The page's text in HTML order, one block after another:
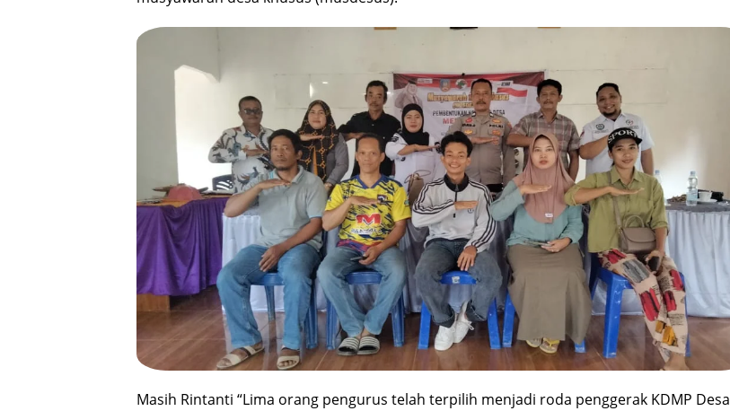
Masih Rintanti “Lima orang pengurus telah terpilih menjadi roda penggerak KDMP Desa